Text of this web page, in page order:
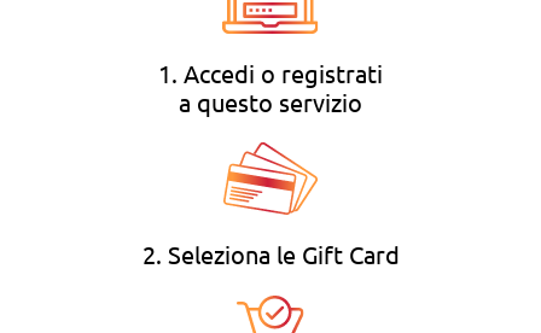
1. Accedi o registrati
a questo servizio
2. Seleziona le Gift Card